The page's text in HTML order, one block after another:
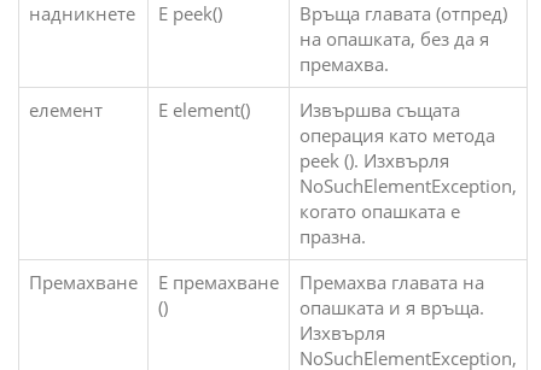
надникнете
E peek()
Връща главата (отпред)
на опашката, без да я
премахва.
елемент
E element()
Извършва същата
операция като метода
peek (). Изхвърля
NoSuchElementException,
когато опашката е
празна.
Премахване
E премахване
()
Премахва главата на
опашката и я връща.
Изхвърля
NoSuchElementException,